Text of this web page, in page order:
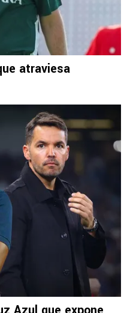
atraviesa